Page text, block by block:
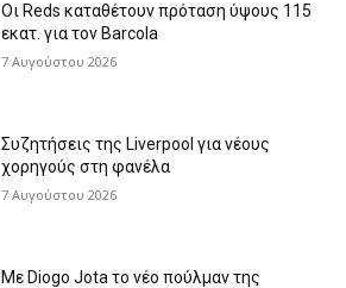
Οι Reds καταθέτουν πρόταση ύψους 115
εκατ. για τον Barcola
7 Αυγούστου 2026
Συζητήσεις της Liverpool για νέους
χορηγούς στη φανέλα
7 Αυγούστου 2026
Με Diogo Jota το νέο πούλμαν της